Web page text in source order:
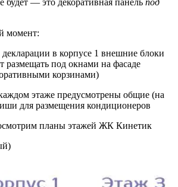
момент:
в корпусе 1 внешние блоки
размещать под окнами на фасаде
корзинами)
этаже предусмотрены общие (на
для размещения кондиционеров
планы этажей ЖК Кинетик